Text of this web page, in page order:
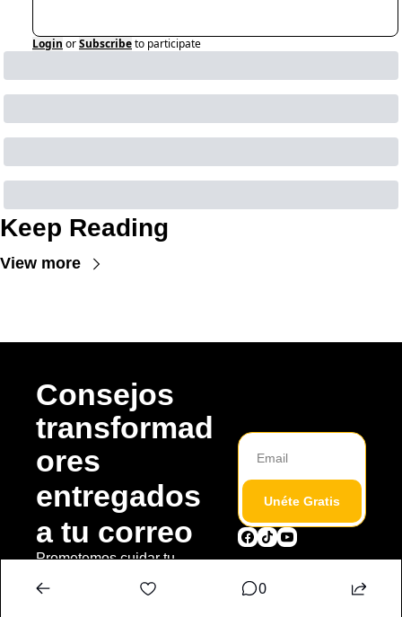
Login orSubscribeto participate
Keep Reading
View more
Consejos
transformad
ores
entregados
a tu correo
Prometemos cuidar tu
contenido que ayuda.
Unéte Gratis
0